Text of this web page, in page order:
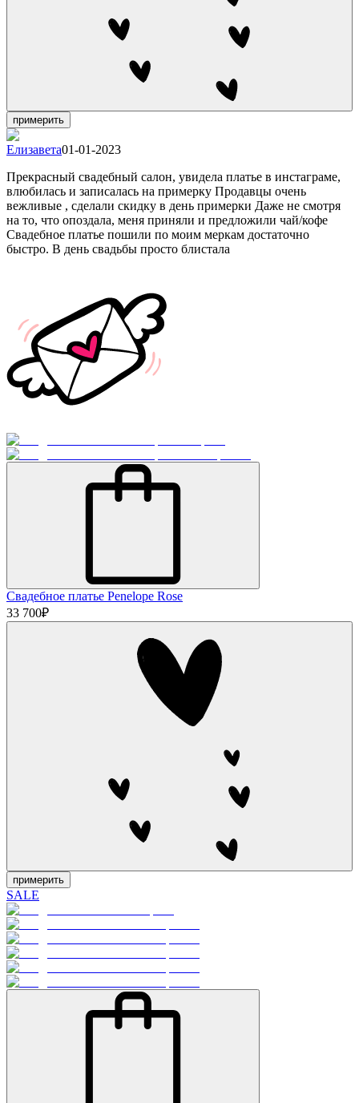
примерить
Елизавета01-01-2023
Прекрасный свадебный салон, увидела платье в инстаграме,
влюбилась и записалась на примерку Продавцы очень
вежливые , сделали скидку в день примерки Даже не смотря
на то, что опоздала, меня приняли и предложили чай/кофе
Свадебное платье пошили по моим меркам достаточно
быстро. В день свадьбы просто блистала
Свадебное платье Penelope Rose
33 700₽
примерить
SALE